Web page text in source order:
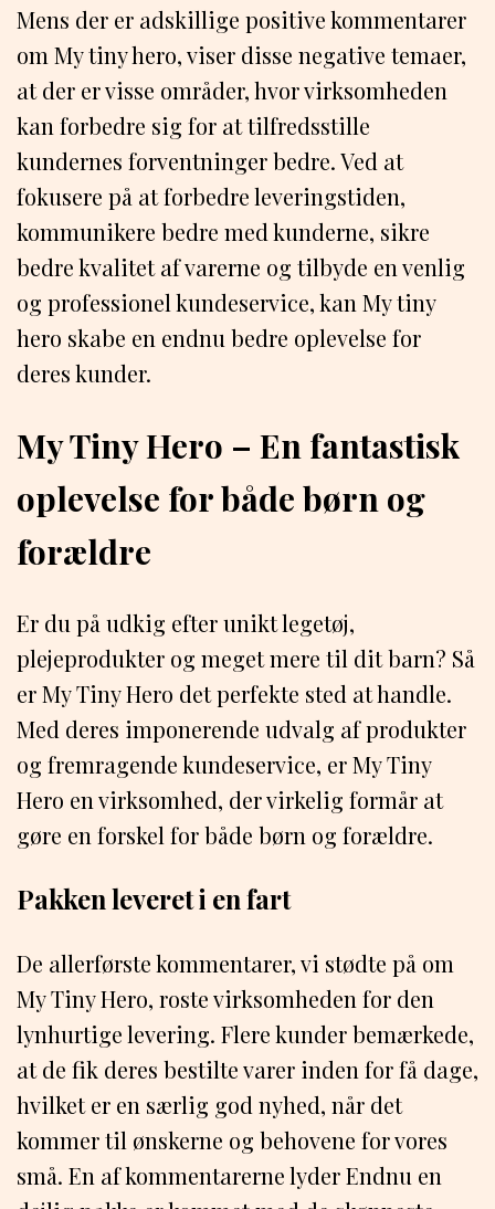
Mens der er adskillige positive kommentarer
om My tiny hero, viser disse negative temaer,
at der er visse områder, hvor virksomheden
kan forbedre sig for at tilfredsstille
kundernes forventninger bedre. Ved at
fokusere på at forbedre leveringstiden,
kommunikere bedre med kunderne, sikre
bedre kvalitet af varerne og tilbyde en venlig
og professionel kundeservice, kan My tiny
hero skabe en endnu bedre oplevelse for
deres kunder.
My Tiny Hero – En fantastisk
oplevelse for både børn og
forældre
Er du på udkig efter unikt legetøj,
plejeprodukter og meget mere til dit barn? Så
er My Tiny Hero det perfekte sted at handle.
Med deres imponerende udvalg af produkter
og fremragende kundeservice, er My Tiny
Hero en virksomhed, der virkelig formår at
gøre en forskel for både børn og forældre.
Pakken leveret i en fart
De allerførste kommentarer, vi stødte på om
My Tiny Hero, roste virksomheden for den
lynhurtige levering. Flere kunder bemærkede,
at de fik deres bestilte varer inden for få dage,
hvilket er en særlig god nyhed, når det
kommer til ønskerne og behovene for vores
små. En af kommentarerne lyder Endnu en